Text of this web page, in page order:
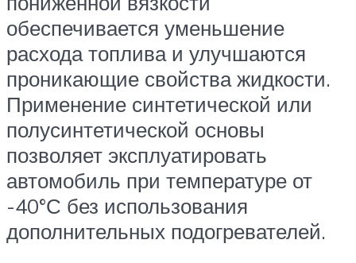
обеспечивается уменьшение
расхода топлива и улучшаются
проникающие свойства жидкости.
Применение синтетической или
полусинтетической основы
позволяет эксплуатировать
автомобиль при температуре от
-40°С без использования
дополнительных подогревателей.